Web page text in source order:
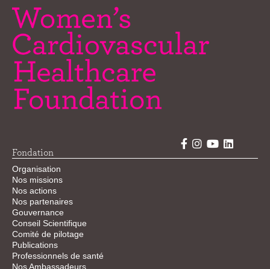
Fondation
Organisation
Nos missions
Nos actions
Nos partenaires
Gouvernance
Conseil Scientifique
Comité de pilotage
Publications
Professionnels de santé
Nos Ambassadeurs